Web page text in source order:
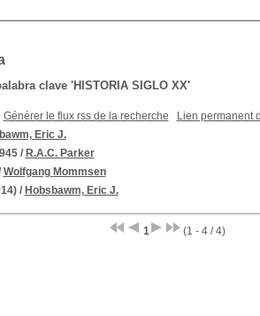
clave 'HISTORIA SIGLO XX'
Générer le flux rss de la recherche Lien permanent
Eric J.
/ R.A.C. Parker
Wolfgang Mommsen
/ Hobsbawm, Eric J.
1 (1 - 4 / 4)